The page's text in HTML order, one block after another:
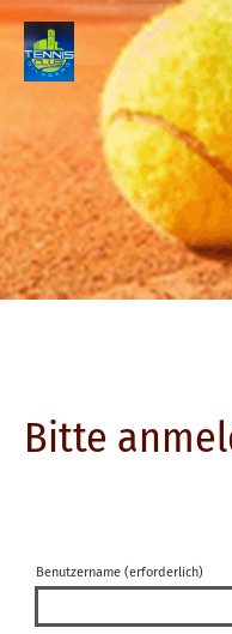
Bitte
Benutzername (erforderlich)